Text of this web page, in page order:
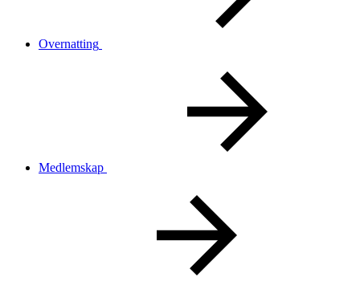
Overnatting
Medlemskap